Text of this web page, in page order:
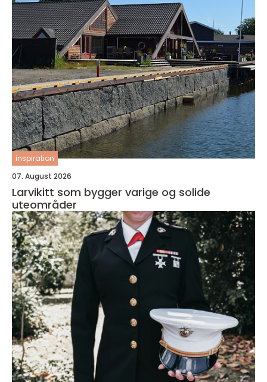
inspiration
07. August 2026
Larvikitt som bygger varige og solide
uteområder